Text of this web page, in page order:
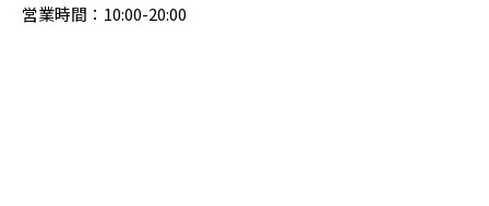
営業時間：10:00-20:00